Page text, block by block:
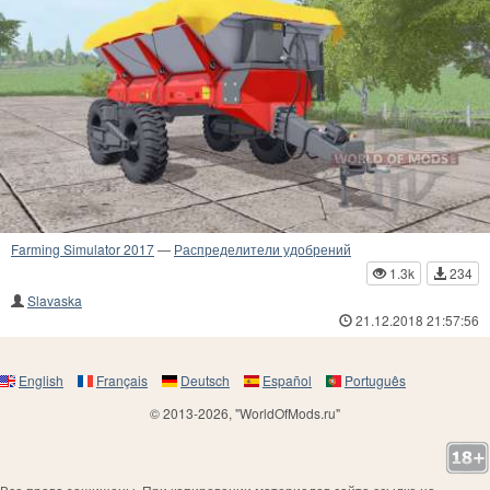
Farming Simulator 2017— Распределители удобрений
1.3k
234
Slavaska
21.12.2018 21:57:56
English Français Deutsch Español
Português
© 2013-2026, "WorldOfMods.ru"